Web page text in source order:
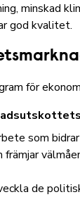
minskad
god kvalitet.
för
som
de